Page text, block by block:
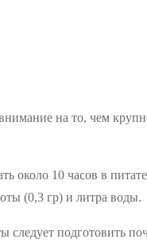
на то, чем
около 10 часов в
(0,3 гр) и литра воды.
подготовить